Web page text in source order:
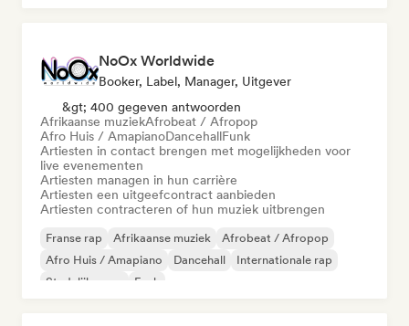
NoOx Worldwide
Booker, Label, Manager, Uitgever
&gt; 400 gegeven antwoorden
Afrikaanse muziekAfrobeat / Afropop
Afro Huis / AmapianoDancehallFunk
Artiesten in contact brengen met mogelijkheden voor
live evenementen
Artiesten managen in hun carrière
Artiesten een uitgeefcontract aanbieden
Artiesten contracteren of hun muziek uitbrengen
Franse rap Afrikaanse muziek
Afrobeat / Afropop
Afro Huis / Amapiano
Dancehall
Internationale rap
Stedelijke pop
Funk